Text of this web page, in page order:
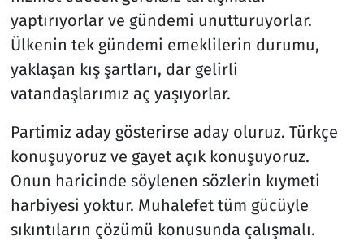
yaptırıyorlar ve gündemi unutturuyorlar.
Ülkenin tek gündemi emeklilerin durumu,
yaklaşan kış şartları, dar gelirli
vatandaşlarımız aç yaşıyorlar.
Partimiz aday gösterirse aday oluruz. Türkçe
konuşuyoruz ve gayet açık konuşuyoruz.
Onun haricinde söylenen sözlerin kıymeti
harbiyesi yoktur. Muhalefet tüm gücüyle
sıkıntıların çözümü konusunda çalışmalı.